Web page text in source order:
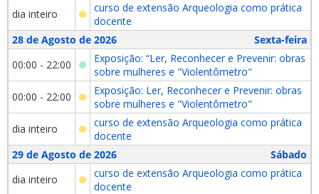
dia inteiro
curso de extensão Arqueologia como prática
docente
28 de Agosto de 2026
Sexta-feira
00:00 - 22:00
Exposição: “Ler, Reconhecer e Prevenir: obras
sobre mulheres e "Violentômetro"
00:00 - 22:00
Exposição: Ler, Reconhecer e Prevenir: obras
sobre mulheres e "Violentômetro"
dia inteiro
curso de extensão Arqueologia como prática
docente
29 de Agosto de 2026
Sábado
dia inteiro
curso de extensão Arqueologia como prática
docente